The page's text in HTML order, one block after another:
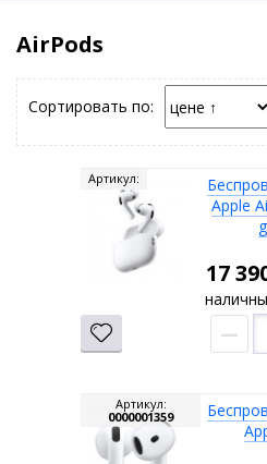
AirPods
Сортировать по:
Apple
Артикул:
17
–
Артикул:
0000001359